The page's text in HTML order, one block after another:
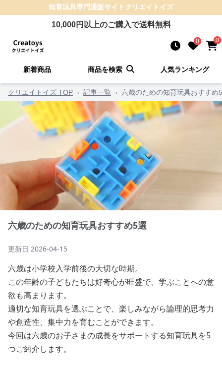
知育玩具専門通販サイト クリエイトイズ
10,000円以上のご購入で送料無料
0 0
新着商品 商品を検索 人気ランキング
クリエイトイズ TOP › 記事一覧 › 六歳のための知育玩具おすすめ
六歳のための知育玩具おすすめ5選
更新日 2026-04-15
六歳は小学校入学前後の大切な時期。
この年齢の子どもたちは好奇心が旺盛で、学ぶことへの意
欲も高まります。
適切な知育玩具を選ぶことで、楽しみながら論理的思考力
や創造性、集中力を育むことができます。
今回は六歳のお子さまの成長をサポートする知育玩具を5
つご紹介します。